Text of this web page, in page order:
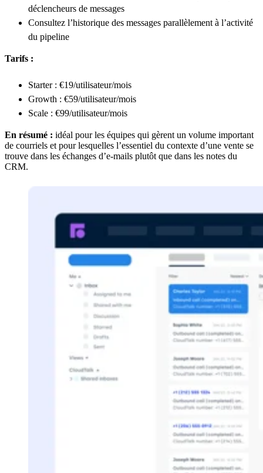
déclencheurs de messages
Consultez l’historique des messages parallèlement à l’activité
du pipeline
Tarifs :
Starter : €19/utilisateur/mois
Growth : €59/utilisateur/mois
Scale : €99/utilisateur/mois
En résumé : idéal pour les équipes qui gèrent un volume important
de courriels et pour lesquelles l’essentiel du contexte d’une vente se
trouve dans les échanges d’e-mails plutôt que dans les notes du
CRM.